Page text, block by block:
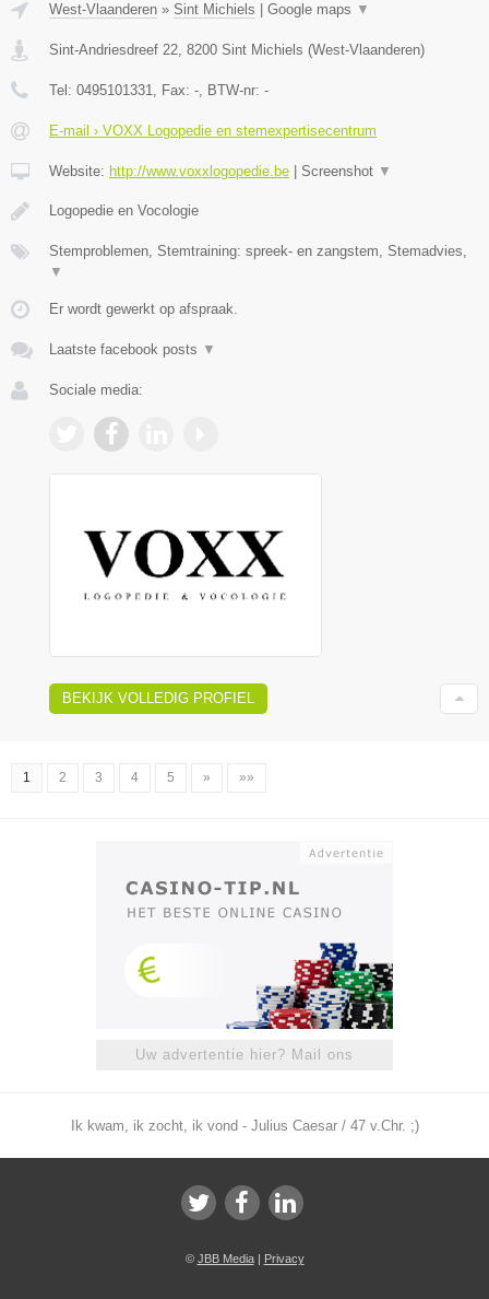
West-Vlaanderen » Sint Michiels Google maps ▼
Sint-Andriesdreef 22, 8200 Sint Michiels (West-Vlaanderen)
Tel: 0495101331, Fax: -, BTW-nr: -
E-mail › VOXX Logopedie en stemexpertisecentrum
Website: http://www.voxxlogopedie.be Screenshot ▼
Logopedie en Vocologie
Stemproblemen, Stemtraining: spreek- en zangstem, Stemadvies,
▼
Er wordt gewerkt op afspraak.
Laatste facebook posts ▼
Sociale media:
BEKIJK VOLLEDIG PROFIEL
1 2 3 4 5 » »»
Uw advertentie hier? Mail ons
Ik kwam, ik zocht, ik vond - Julius Caesar / 47 v.Chr. ;)
© JBB Media| Privacy